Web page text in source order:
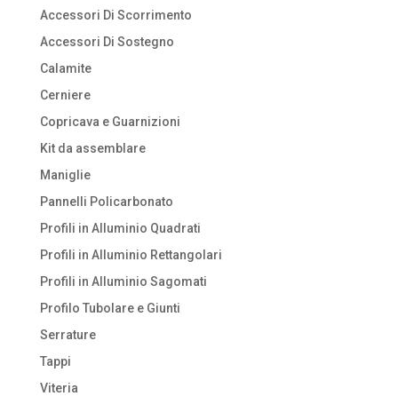
Accessori Di Scorrimento
Accessori Di Sostegno
Calamite
Cerniere
Copricava e Guarnizioni
Kit da assemblare
Maniglie
Pannelli Policarbonato
Profili in Alluminio Quadrati
Profili in Alluminio Rettangolari
Profili in Alluminio Sagomati
Profilo Tubolare e Giunti
Serrature
Tappi
Viteria